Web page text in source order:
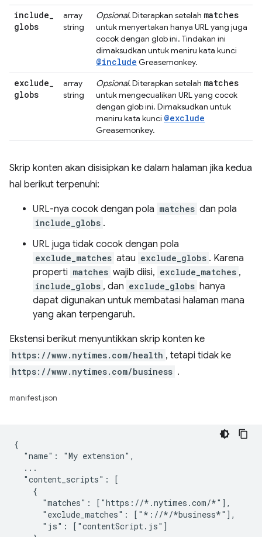
include_
globs
array
string
Opsional.Diterapkan setelah matches
untuk menyertakan hanya URL yang juga
cocok dengan glob ini. Tindakan ini
dimaksudkan untuk meniru kata kunci
@include Greasemonkey.
exclude_
globs
array
string
Opsional.Diterapkan setelah matches
untuk mengecualikan URL yang cocok
dengan glob ini. Dimaksudkan untuk
meniru kata kunci @exclude
Greasemonkey.
Skrip konten akan disisipkan ke dalam halaman jika kedua
hal berikut terpenuhi:
URL-nya cocok dengan pola matches dan pola
include_globs .
URL juga tidak cocok dengan pola
exclude_matches atau exclude_globs . Karena
properti matches wajib diisi, exclude_matches ,
include_globs , dan exclude_globs hanya
dapat digunakan untuk membatasi halaman mana
yang akan terpengaruh.
Ekstensi berikut menyuntikkan skrip konten ke
https://www.nytimes.com/health , tetapi tidak ke
https://www.nytimes.com/business .
manifest.json
{
  "name": "My extension",
  ...
  "content_scripts": [
    {
      "matches": ["https://*.nytimes.com/*"],
      "exclude_matches": ["*://*/*business*"],
      "js": ["contentScript.js"]